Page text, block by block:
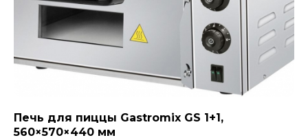
Печь для пиццы Gastromix GS 1+1,
560×570×440 мм